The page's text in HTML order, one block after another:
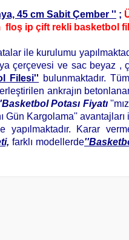
45 cm Sabit Çember '' ;
floş ip çift rekli basketbol
ile kurulumu
çerçevesi ve sac beyaz ,
Filesi'' bulunmaktadır.
ankrajın
Potası Fiyatı
Kargolama''
yapılmaktadır. Karar
farklı modellerde